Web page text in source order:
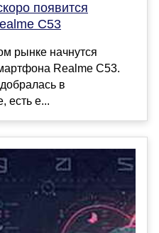
появится
C53
рынке начнутся
Realme C53.
в
есть е...